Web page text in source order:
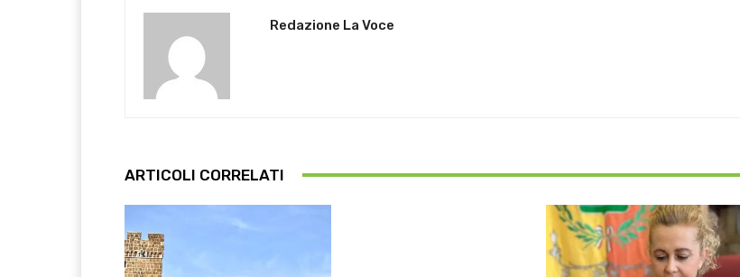
Redazione La Voce
ARTICOLI CORRELATI